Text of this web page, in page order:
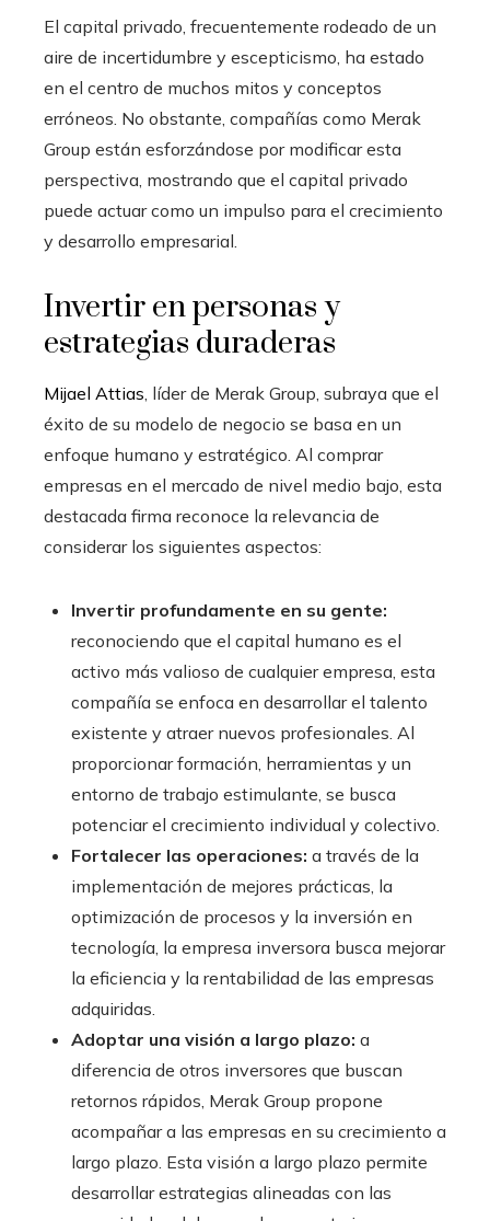
El capital privado, frecuentemente rodeado de un
aire de incertidumbre y escepticismo, ha estado
en el centro de muchos mitos y conceptos
erróneos. No obstante, compañías como Merak
Group están esforzándose por modificar esta
perspectiva, mostrando que el capital privado
puede actuar como un impulso para el crecimiento
y desarrollo empresarial.
Invertir en personas y
estrategias duraderas
Mijael Attias, líder de Merak Group, subraya que el
éxito de su modelo de negocio se basa en un
enfoque humano y estratégico. Al comprar
empresas en el mercado de nivel medio bajo, esta
destacada firma reconoce la relevancia de
considerar los siguientes aspectos:
Invertir profundamente en su gente:
reconociendo que el capital humano es el
activo más valioso de cualquier empresa, esta
compañía se enfoca en desarrollar el talento
existente y atraer nuevos profesionales. Al
proporcionar formación, herramientas y un
entorno de trabajo estimulante, se busca
potenciar el crecimiento individual y colectivo.
Fortalecer las operaciones: a través de la
implementación de mejores prácticas, la
optimización de procesos y la inversión en
tecnología, la empresa inversora busca mejorar
la eficiencia y la rentabilidad de las empresas
adquiridas.
Adoptar una visión a largo plazo: a
diferencia de otros inversores que buscan
retornos rápidos, Merak Group propone
acompañar a las empresas en su crecimiento a
largo plazo. Esta visión a largo plazo permite
desarrollar estrategias alineadas con las